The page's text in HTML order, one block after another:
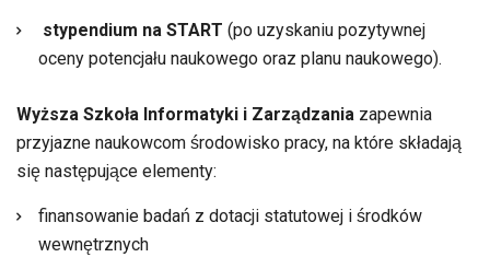
stypendium na START (po uzyskaniu pozytywnej
oceny potencjału naukowego oraz planu naukowego).
Wyższa Szkoła Informatyki i Zarządzania zapewnia
przyjazne naukowcom środowisko pracy, na które składają
się następujące elementy:
finansowanie badań z dotacji statutowej i środków
wewnętrznych